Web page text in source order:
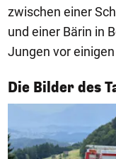
zwischen einer
und einer Bärin in
Jungen vor
Die Bilder des
1/50